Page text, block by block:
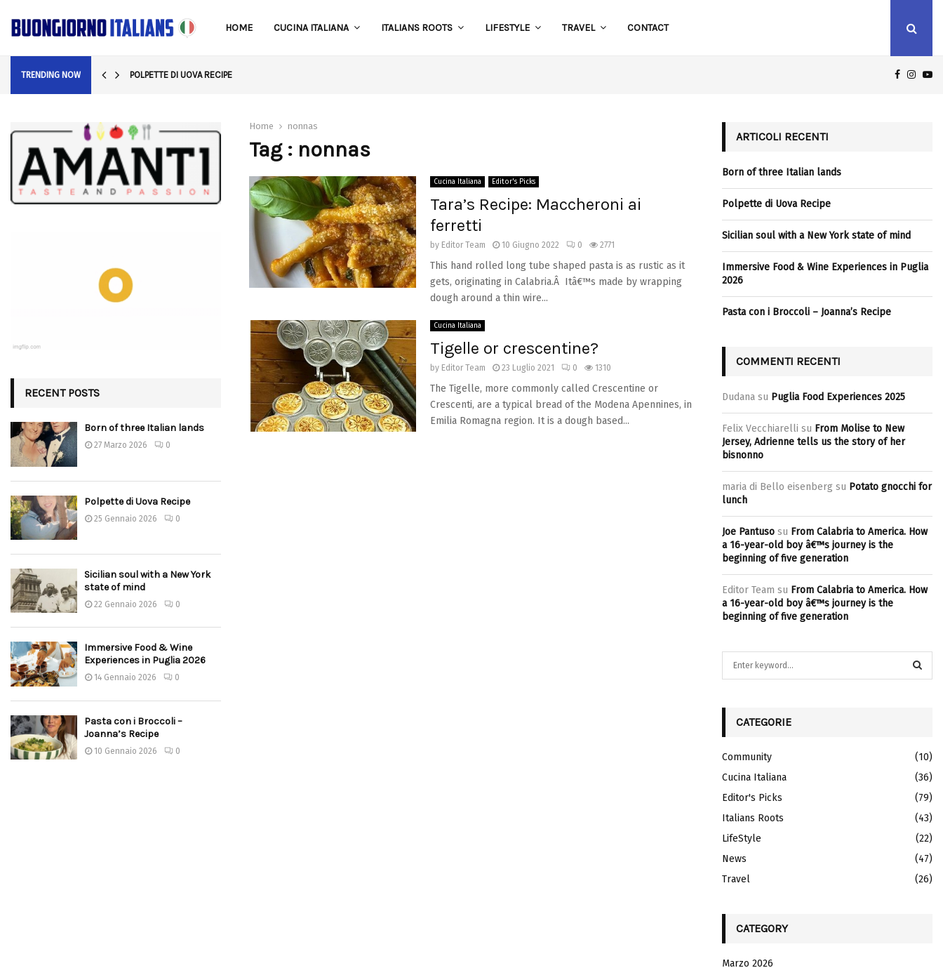
HOME CUCINA ITALIANA ITALIANS ROOTS LIFESTYLE TRAVEL CONTACT
TRENDING NOW POLPETTE DI UOVA RECIPE
Home nonnas
Tag : nonnas
Cucina Italiana Editor's Picks
Tara’s Recipe: Maccheroni ai
ferretti
by Editor Team 10 Giugno 2022 0 2771
This hand rolled long tube shaped pasta is as rustic as it
gets, originating in Calabria.Â Itâ€™s made by wrapping
dough around a thin wire...
Cucina Italiana
Tigelle or crescentine?
by Editor Team 23 Luglio 2021 0 1310
The Tigelle, more commonly called Crescentine or
Crescenti, are a typical bread of the Modena Apennines, in
Emilia Romagna region. It is a dough based...
RECENT POSTS
Born of three Italian lands
27 Marzo 2026 0
Polpette di Uova Recipe
25 Gennaio 2026 0
Sicilian soul with a New York
state of mind
22 Gennaio 2026 0
Immersive Food & Wine
Experiences in Puglia 2026
14 Gennaio 2026 0
Pasta con i Broccoli –
Joanna’s Recipe
10 Gennaio 2026 0
ARTICOLI RECENTI
Born of three Italian lands
Polpette di Uova Recipe
Sicilian soul with a New York state of mind
Immersive Food & Wine Experiences in Puglia
2026
Pasta con i Broccoli – Joanna’s Recipe
COMMENTI RECENTI
Dudana su Puglia Food Experiences 2025
Felix Vecchiarelli su From Molise to New
Jersey, Adrienne tells us the story of her
bisnonno
maria di Bello eisenberg su Potato gnocchi for
lunch
Joe Pantuso su From Calabria to America. How
a 16-year-old boy â€™s journey is the
beginning of five generation
Editor Team su From Calabria to America. How
a 16-year-old boy â€™s journey is the
beginning of five generation
o
r
:
A
R
C
H
CATEGORIE
Community
(10)
Cucina Italiana
(36)
Editor's Picks
(79)
Italians Roots
(43)
LifeStyle
(22)
News
(47)
Travel
(26)
CATEGORY
Marzo 2026